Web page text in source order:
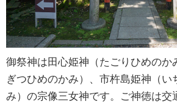
御祭神は田心姫神（たごりひめのか
ぎつひめのかみ）、市杵島姫神（い
み）の宗像三女神です。ご神徳は交